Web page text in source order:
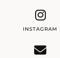
INSTAGRAM